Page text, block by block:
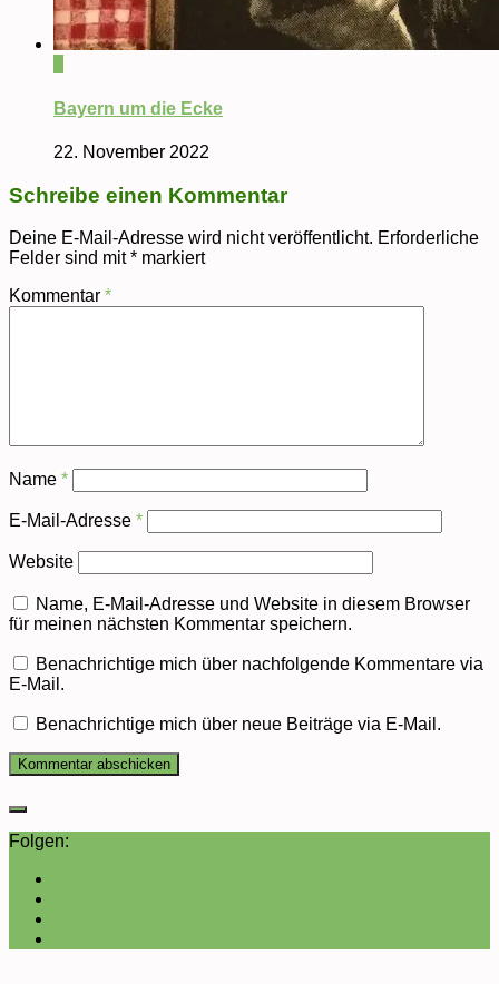
Bayern um die Ecke
22. November 2022
Schreibe einen Kommentar
Deine E-Mail-Adresse wird nicht veröffentlicht. Erforderliche
Felder sind mit* markiert
Kommentar *
Name *
E-Mail-Adresse *
Website
Name, E-Mail-Adresse und Website in diesem Browser
für meinen nächsten Kommentar speichern.
Benachrichtige mich über nachfolgende Kommentare via
E-Mail.
Benachrichtige mich über neue Beiträge via E-Mail.
Folgen: